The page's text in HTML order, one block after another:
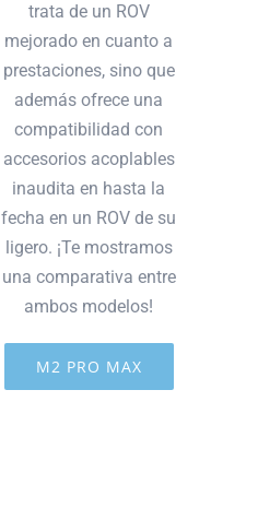
trata de un ROV
mejorado en cuanto a
prestaciones, sino que
además ofrece una
compatibilidad con
accesorios acoplables
inaudita en hasta la
fecha en un ROV de su
ligero. ¡Te mostramos
una comparativa entre
ambos modelos!
M2 PRO MAX